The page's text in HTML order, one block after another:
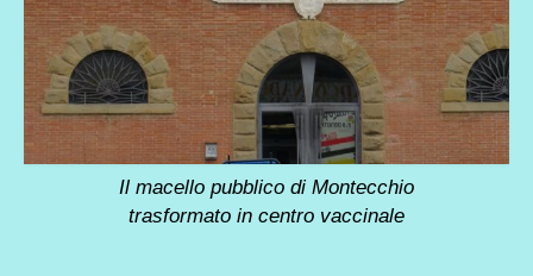
Il macello pubblico di Montecchio
trasformato in centro vaccinale